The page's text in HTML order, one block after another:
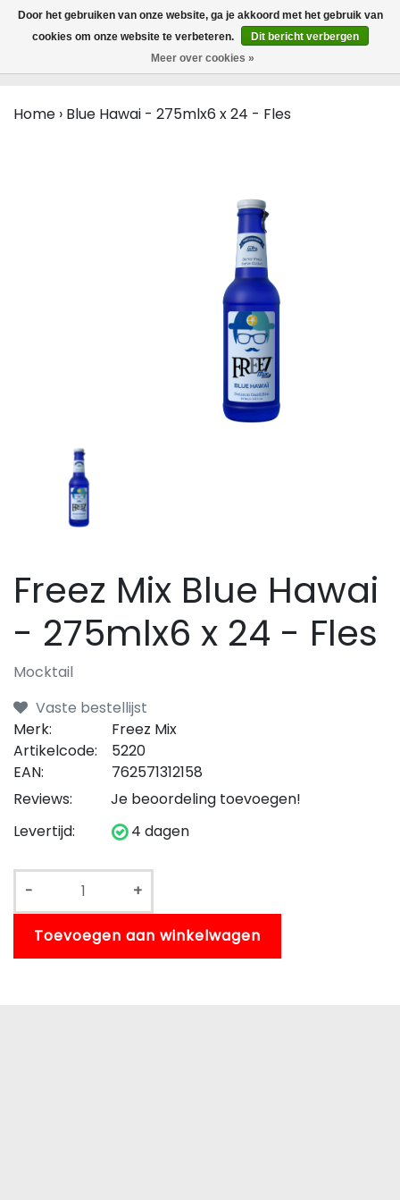
MENU
0
Home › Blue Hawai - 275mlx6 x 24 - Fles
Freez Mix Blue Hawai
- 275mlx6 x 24 - Fles
Mocktail
Vaste bestellijst
Merk:
Freez Mix
Artikelcode:
5220
EAN:
762571312158
Reviews:
Je beoordeling toevoegen!
Levertijd:
4 dagen
- +
Toevoegen aan winkelwagen
Door het gebruiken van onze website, ga je akkoord met het gebruik van
cookies om onze website te verbeteren.
Dit bericht verbergen
Meer over cookies »